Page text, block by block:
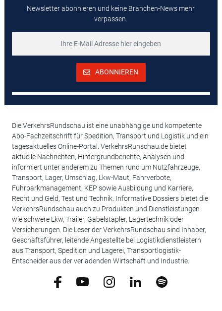
Newsletter abonnieren und keine Branchen-News mehr
verpassen.
ABONNIEREN
Die VerkehrsRundschau ist eine unabhängige und kompetente
Abo-Fachzeitschrift für Spedition, Transport und Logistik und ein
tagesaktuelles Online-Portal. VerkehrsRunschau.de bietet
aktuelle Nachrichten, Hintergrundberichte, Analysen und
informiert unter anderem zu Themen rund um Nutzfahrzeuge,
Transport, Lager, Umschlag, Lkw-Maut, Fahrverbote,
Fuhrparkmanagement, KEP sowie Ausbildung und Karriere,
Recht und Geld, Test und Technik. Informative Dossiers bietet die
VerkehrsRundschau auch zu Produkten und Dienstleistungen
wie schwere Lkw, Trailer, Gabelstapler, Lagertechnik oder
Versicherungen. Die Leser der VerkehrsRundschau sind Inhaber,
Geschäftsführer, leitende Angestellte bei Logistikdienstleistern
aus Transport, Spedition und Lagerei, Transportlogistik-
Entscheider aus der verladenden Wirtschaft und Industrie.